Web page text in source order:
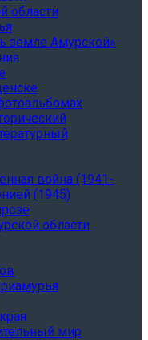
области
земле Амурской»
война (1941-
(1945)
области
мир